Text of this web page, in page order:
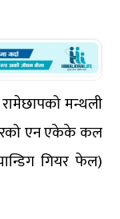
मन्थली
एन एकेके कल
गियर फेल)